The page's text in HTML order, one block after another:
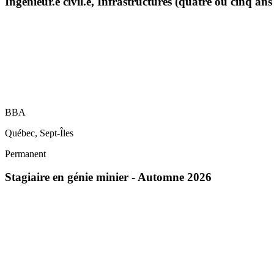
BBA
Québec, Sept-Îles
Permanent
Stagiaire en génie minier - Automne 2026